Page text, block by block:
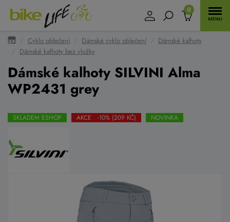
0
Cyklo oblečení Dámské cyklo oblečení
Dámské kalhoty
Dámské kalhoty bez vložky
Dámské kalhoty SILVINI Alma
WP2431 grey
SKLADEM ESHOP AKCE -10% (209 KČ) NOVINKA